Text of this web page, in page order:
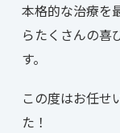
本格的な治療を
らたくさんの喜
す。
この度はお任せ
た！